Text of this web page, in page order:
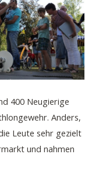
400 Neugierige
Anders,
Leute sehr gezielt
und nahmen